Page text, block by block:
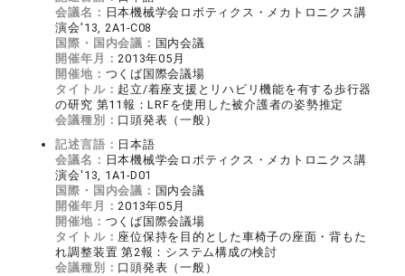
会議名： 日本機械学会ロボティクス・メカトロニクス講
演会'13, 2A1-C08
国際・国内会議： 国内会議
開催年月：2013年05月
開催地： つくば国際会議場
タイトル： 起立/着座支援とリハビリ機能を有する歩行器
の研究 第11報：LRFを使用した被介護者の姿勢推定
会議種別： 口頭発表（一般）
記述言語： 日本語
会議名： 日本機械学会ロボティクス・メカトロニクス講
演会'13, 1A1-D01
国際・国内会議： 国内会議
開催年月：2013年05月
開催地： つくば国際会議場
タイトル： 座位保持を目的とした車椅子の座面・背もた
れ調整装置 第2報：システム構成の検討
会議種別： 口頭発表（一般）